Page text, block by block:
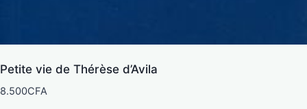
Petite vie de Thérèse d’Avila
8.500CFA